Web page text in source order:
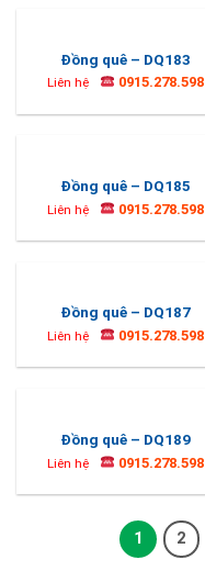
Đồng quê – DQ183
Liên hệ 0915.278.598
Đồng quê – DQ185
Liên hệ 0915.278.598
Đồng quê – DQ187
Liên hệ 0915.278.598
Đồng quê – DQ189
Liên hệ 0915.278.598
1 2